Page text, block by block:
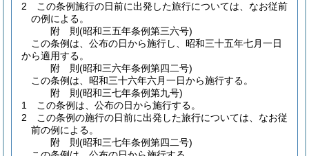
2
この条例施行の日前に出発した旅行については、なお従前
の例による。
附 則(昭和三五年条例第三六号)
この条例は、公布の日から施行し、昭和三十五年七月一日
から適用する。
附 則(昭和三六年条例第四二号)
この条例は、昭和三十六年六月一日から施行する。
附 則(昭和三七年条例第九号)
1
この条例は、公布の日から施行する。
2
この条例の施行の日前に出発した旅行については、なお従
前の例による。
附 則(昭和三七年条例第四二号)